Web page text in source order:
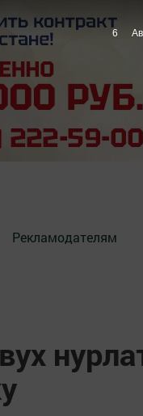
Рекламодателям
5